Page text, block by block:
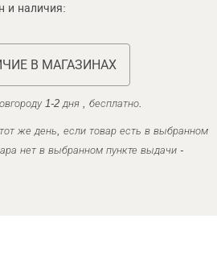
и наличия:
В МАГАЗИНАХ
1-2 дня , бесплатно.
же день, если товар есть в выбранном
нет в выбранном пункте выдачи -